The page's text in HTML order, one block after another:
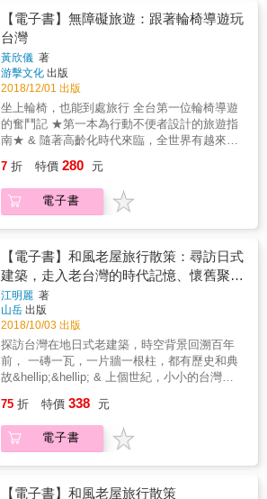
司也有相關規定，這些實用和必備的資訊，能
將任何意外傷害和不便減至最低。 作者帶著芭
比和阿嬤走訪台灣22個鄉鎮城市，挑選出780間
以上，連大型狗都能進入的寵物友善店家與景
點，搭配由插畫家湯舒皮手繪具當地特色的旅
遊路線，成為最詳備的全台寵物旅遊指南。不
用再費心規劃，說走就走，跟著狗狗暢遊全
台！
辦？』 特別專訪獸醫師與訓練師「醫療與急
救」「狗狗行為問題」 帶狗狗旅行時，若是遇
到一些狗狗行為上的問題，例如，狗狗在旅館
或餐廳失控吠叫、爆衝停不下來、亂吃地上的
東西，或是突然跟別人的狗打架等等，該怎麼
辦？發生狗狗暈車／船／機、中暑、誤食毒物
或外傷，該如何緊急處理？作者特別專訪寵物
行為訓練師和獸醫師，讓毛小孩爸媽在行前做
好功課，避免突發狀況時措手不及。 『你想不
到的需要本書都替你想到了！』 貼心附錄急
經驗讓作者深深體會到24小時營業與夜間急診
的動物醫院、寵物自助洗衣店的重要性。此
外，帶寵物旅行若選擇搭乘大眾工具，運輸公
將任何意外傷害和不便減至最低。 作者帶著芭
比和阿嬤走訪台灣22個鄉鎮城市，挑選出780間
以上，連大型狗都能進入的寵物友善店家與景
點，搭配由插畫家湯舒皮手繪具當地特色的旅
遊路線，成為最詳備的全台寵物旅遊指南。不
用再費心規劃，說走就走，跟著狗狗暢遊全
台！
一股無法用言語形容的強大魔力，人與人之間
毫無距離感，並且擁有著水秀山青、風光旖旎
的風景。 雖然憑藉我一人的力量什麼也辦不
到，但希望大家能透過我的影像與文字，讓更
多人認識臺灣。 如果你也願意，請讓我們一起
努力，讓臺灣之美傳遍世界。 ❤❤❤ 『我想透
過這本書，將這塊翡翠大地的美傳達到世界各
處。 わたしはいま、この本を片手に、翡翠大
旅臺作家．攝影師 小林賢伍 KOBAYASHI
東京攝影作家小林賢伍，為了更貼近臺灣，在
2016年隻身來到這塊土地，沒想到卻深深被它
無法言喻的美所感動，決心留在這裡，就此展
開人生的新篇章。 本書紀錄小林旅臺生活期間
所踏訪的祕境、原住民部落、美食餐廳與人生
故事，現在，就一起跟著小林桑的腳步，踏上
臺灣祕境之旅吧！ ❤❤❤ 『文字、攝影、編
輯、設計、翻譯&mdash;臺日最強製作團隊』
作者小林賢伍邀請一群熱愛臺灣這片土地的好
友跨刀製作，由擅長設計旅遊書《GOOD EYE
台北挑剔指南》作者郭佩怜擔任編輯，兼具設
計感與商業性的知名平面設計師田修銓統籌全
書視覺，長期配合的翻譯湯雅鈞、林嘉慶，以
及攝影助理鍾伯俞，用心用❤做出一本傳遞臺
灣好美的書！
影師 小林賢伍 KENGO KOBAYASHI ❤❤❤
&hearts; 臺灣好祕境
精選66處就連外國人也能輕易抵達的臺灣最美
祕境。 &hearts; 原住民文化
深入11個排灣、卑南、布農與阿美族部落祕密
探索。 &hearts; 餐廳與甜點
&hellip;&hellip;.........&hellip;&hellip;&hellip;&hellip;
不藏私分享27間絕對不想讓人知道的私房美食
紀錄30則一路有緣相遇卻閃閃發光的臺日人生
故事。 ❤❤❤ 『臺灣是個越了解，越覺得有魅
一股無法用言語形容的強大魔力，人與人之間
毫無距離感，並且擁有著水秀山青、風光旖旎
的風景。 雖然憑藉我一人的力量什麼也辦不
到，但希望大家能透過我的影像與文字，讓更
多人認識臺灣。 如果你也願意，請讓我們一起
努力，讓臺灣之美傳遍世界。 ❤❤❤ 『我想透
過這本書，將這塊翡翠大地的美傳達到世界各
處。 わたしはいま、この本を片手に、翡翠大
旅臺作家．攝影師 小林賢伍 KOBAYASHI
東京攝影作家小林賢伍，為了更貼近臺灣，在
2016年隻身來到這塊土地，沒想到卻深深被它
無法言喻的美所感動，決心留在這裡，就此展
開人生的新篇章。 本書紀錄小林旅臺生活期間
【電子書】無障礙旅遊：跟著輪椅導遊玩
台灣
黃欣儀 著
游擊文化 出版
2018/12/01 出版
坐上輪椅，也能到處旅行 全台第一位輪椅導遊
的奮鬥記 ★第一本為行動不便者設計的旅遊指
南★ & 隨著高齡化時代來臨，全世界有越來越
椅導遊，默默耕耘無障礙旅遊 從一開始別人不
信她做得到，如今已帶領過五十多次的輪椅旅
遊團 不管是山上或是海邊，甚至去採草莓、賞
歲那年，紅斑性狼瘡的攻擊，使她坐上輪椅、
婚姻被迫結束，取而代之的是漫長的復健生
活。為了擺脫單調重複的日子，她改裝車子，
開始出遊。從台灣的最北邊玩到最南點、從國
內玩到國外，越玩越過癮。為了讓更多輪椅朋
友一起出來玩，更想為台灣的無障礙環境盡一
份心力，她考取領隊與導遊，至今已有五十多
次輪椅旅遊團的帶團經驗。 本書呈現作者從青
春年華、生病、坐上輪椅、失婚、漫長復健到
成為輪椅導遊的心路歷程。也記錄了作者當上
透透，又如何在一次次出遊中，以集體的力
量，改變台灣的無障礙環境。 本書精選作者帶
領輪椅旅遊團的紀錄，呈現輪椅旅遊的實際情
7 折 特價 280 元
電子書
【電子書】和風老屋旅行散策：尋訪日式
建築，走入老台灣的時代記憶、懷舊聚
落、生活情境
江明麗 著
山岳 出版
2018/10/03 出版
探訪台灣在地日式老建築，時空背景回溯百年
前， 一磚一瓦，一片牆一根柱，都有歷史和典
故&hellip;&hellip; & 上個世紀，小小的台灣島
糖廠、神社，如雨後春筍般，遍地生根。 金瓜
石採礦風華，留下許多日式老宅和礦業文物；
嘉義林場帶動木業興盛，築起可觀的日式民
帶綠意環繞的菸樓聚落； 加上一條縱貫線鐵道
75 折 特價 338 元
電子書
【電子書】和風老屋旅行散策